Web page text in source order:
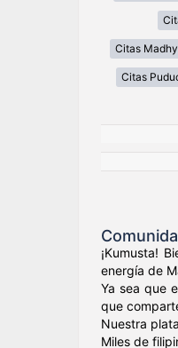
Citas
Citas
¡Kumusta!
energía de
Ya sea que
que
Nuestra
Miles de